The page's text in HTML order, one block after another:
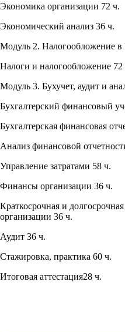
Экономика организации 72 ч.
Экономический анализ 36 ч.
Модуль 2. Налогообложение
Налоги и налогообложение 72
Модуль 3. Бухучет, аудит и
Бухгалтерский финансовый
Бухгалтерская финансовая
Анализ финансовой
Управление затратами 58 ч.
Финансы организации 36 ч.
Краткосрочная и
организации 36 ч.
Аудит 36 ч.
Стажировка, практика 60 ч.
Итоговая аттестация28 ч.